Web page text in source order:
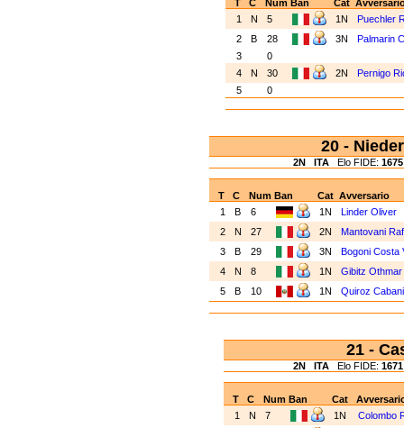
T C Num Ban Cat
1
N 5 1N
Puechler
2
B 28 3N
Palmarin
3
0
4
N 30 2N
Pernigo
5
0
20 -
2N ITA Elo FIDE: 1675
T C Num Ban Cat Avversario
1
B 6 1N
Linder Oliver
2
N 27 2N
Mantovani
3
B 29 3N
Bogoni Costa
4
N 8 1N
Gibitz Othmar
5
B 10 1N Quiroz
21 -
2N ITA Elo FIDE: 1671
T C Num Ban Cat
1
N 7 1N
Colombo